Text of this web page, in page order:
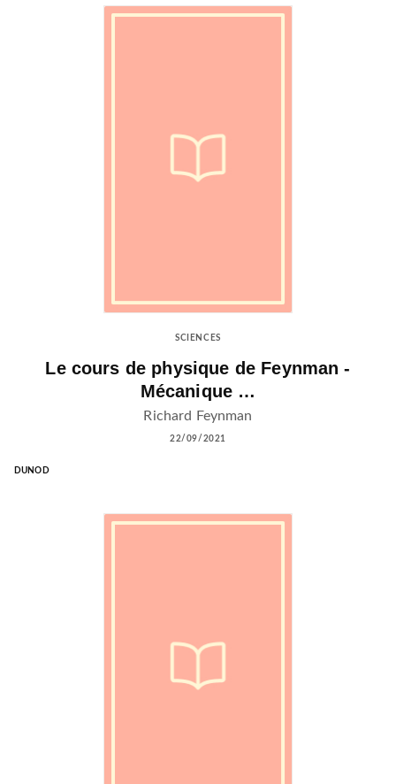
SCIENCES
Le cours de physique de Feynman -
Mécanique …
Richard Feynman
22/09/2021
DUNOD